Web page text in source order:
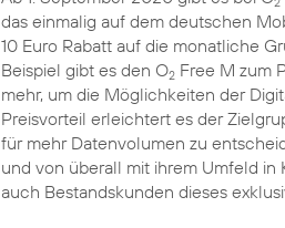
das einmalig auf dem deutschen
10 Euro Rabatt auf die monatliche
Beispiel gibt es den O2 Free M zum
mehr, um die Möglichkeiten der
Preisvorteil erleichtert es der
für mehr Datenvolumen zu
und von überall mit ihrem Umfeld in
auch Bestandskunden dieses